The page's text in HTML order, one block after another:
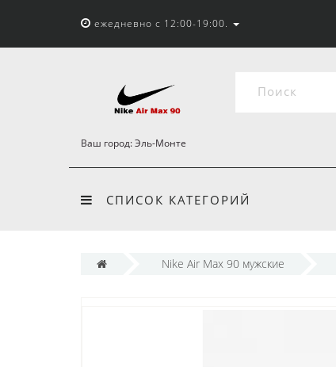
ежедневно с 12:00-19:00.
Ваш город:Эль-Монте
СПИСОК КАТЕГОРИЙ
Nike Air Max 90 мужские